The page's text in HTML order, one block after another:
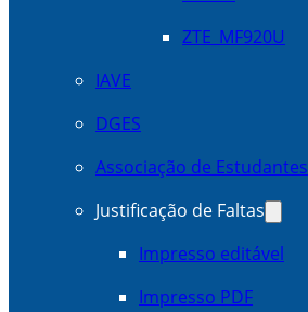
ZTE_MF920U
IAVE
DGES
Associação de Estudantes
Justificação de Faltas
Impresso editável
Impresso PDF